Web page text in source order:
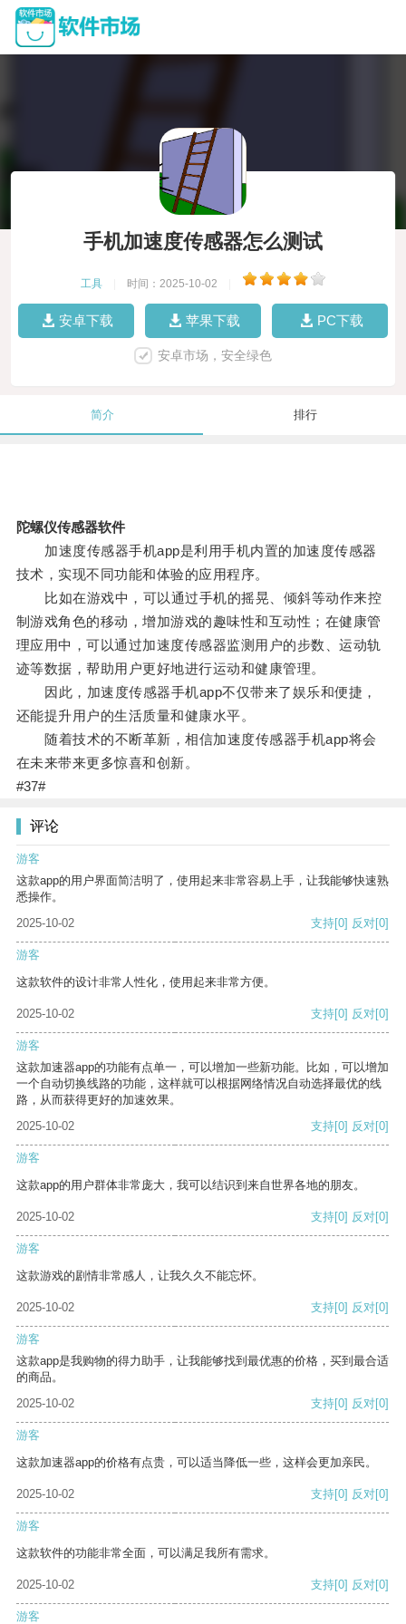
手机加速度传感器怎么测试
工具 时间：2025-10-02
安卓下载 苹果下载 PC下载
安卓市场，安全绿色
简介 排行
陀螺仪传感器软件
加速度传感器手机app是利用手机内置的加速度传感器
技术，实现不同功能和体验的应用程序。
比如在游戏中，可以通过手机的摇晃、倾斜等动作来控
制游戏角色的移动，增加游戏的趣味性和互动性；在健康管
理应用中，可以通过加速度传感器监测用户的步数、运动轨
迹等数据，帮助用户更好地进行运动和健康管理。
因此，加速度传感器手机app不仅带来了娱乐和便捷，
还能提升用户的生活质量和健康水平。
随着技术的不断革新，相信加速度传感器手机app将会
在未来带来更多惊喜和创新。
#37#
评论
游客
这款app的用户界面简洁明了，使用起来非常容易上手，让我能够快速熟
悉操作。
2025-10-02
支持[0] 反对[0]
游客
这款软件的设计非常人性化，使用起来非常方便。
2025-10-02 支持[0] 反对[0]
游客
这款加速器app的功能有点单一，可以增加一些新功能。比如，可以增加
一个自动切换线路的功能，这样就可以根据网络情况自动选择最优的线
路，从而获得更好的加速效果。
2025-10-02
支持[0] 反对[0]
游客
这款app的用户群体非常庞大，我可以结识到来自世界各地的朋友。
2025-10-02 支持[0] 反对[0]
游客
这款游戏的剧情非常感人，让我久久不能忘怀。
2025-10-02 支持[0] 反对[0]
游客
这款app是我购物的得力助手，让我能够找到最优惠的价格，买到最合适
的商品。
2025-10-02
支持[0] 反对[0]
游客
这款加速器app的价格有点贵，可以适当降低一些，这样会更加亲民。
2025-10-02 支持[0] 反对[0]
游客
这款软件的功能非常全面，可以满足我所有需求。
2025-10-02 支持[0] 反对[0]
游客